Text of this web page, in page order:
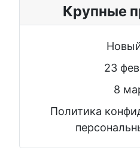
Крупные
23
8
Политика